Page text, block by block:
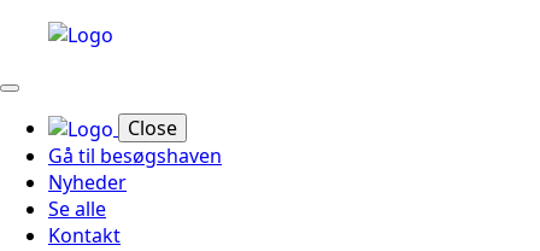
Close
Gå til besøgshaven
Nyheder
Se alle
Kontakt